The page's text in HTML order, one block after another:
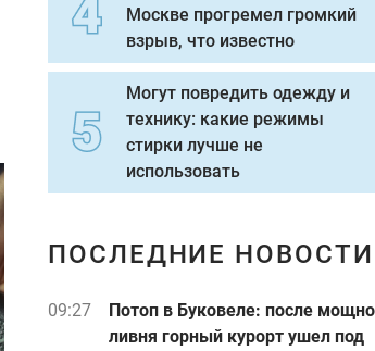
Москве прогремел громкий
взрыв, что известно
Могут повредить одежду и
технику: какие режимы
стирки лучше не
использовать
ПОСЛЕДНИЕ НОВОСТИ
09:27
Потоп в Буковеле: после
ливня горный курорт ушел под